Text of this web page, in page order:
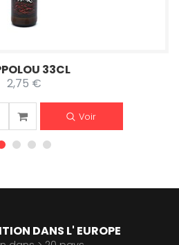
33CL
2,75 €
Voir
DANS L' EUROPE